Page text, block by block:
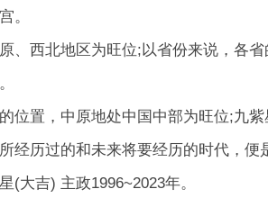
。
、西北地区为旺位;以省份来说，各
位置，中原地处中国中部为旺位;九
经历过的和未来将要经历的时代，
(大吉) 主政1996~2023年。